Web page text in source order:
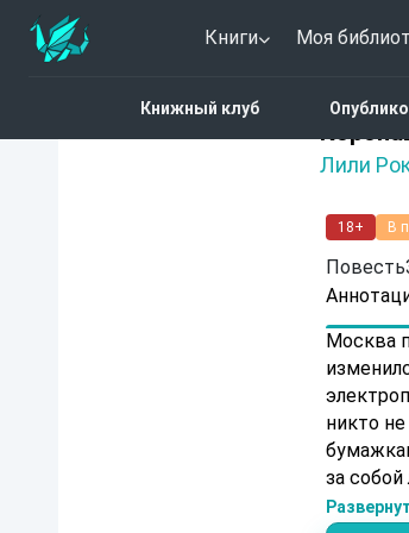
Книги Моя
Книжный клуб
Лили
Нет оценок
18+ В
Повесть
Москва
никто
бумажками,
за